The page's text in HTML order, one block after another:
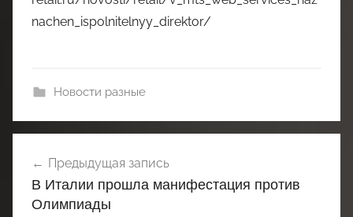
nachen_ispolnitelnyy_direktor/
Новости разные
по
записям
Предыдущая запись
В Италии прошла манифестация против
Олимпиады